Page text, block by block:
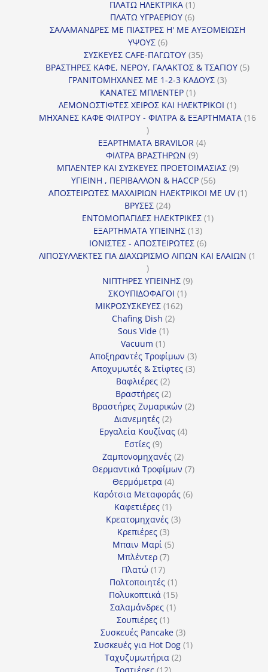
ΠΛΑΤΩ ΗΛΕΚΤΡΙΚΑ 11
προϊόν
ΠΛΑΤΩ ΥΓΡΑΕΡΙΟΥ 66
προϊόντα
ΣΑΛΑΜΑΝΔΡΕΣ ΜΕ ΠΙΑΣΤΡΕΣ Η' ΜΕ ΑΥΞΟΜΕΙΩΣΗ
ΥΨΟΥΣ 66
προϊόντα
ΣΥΣΚΕΥΕΣ CAFE-ΠΑΓΩΤΟΥ 3535
προϊόντα
ΒΡΑΣΤΗΡΕΣ ΚΑΦΕ, ΝΕΡΟΥ, ΓΑΛΑΚΤΟΣ & ΤΣΑΓΙΟΥ 55
ΓΡΑΝΙΤΟΜΗΧΑΝΕΣ ΜΕ 1-2-3 ΚΑΔΟΥΣ 33
ΚΑΝΑΤΕΣ ΜΠΛΕΝΤΕΡ 11
προϊόν
ΛΕΜΟΝΟΣΤΙΦΤΕΣ ΧΕΙΡΟΣ ΚΑΙ ΗΛΕΚΤΡΙΚΟΙ 11
προϊόν
ΜΗΧΑΝΕΣ ΚΑΦΕ ΦΙΛΤΡΟΥ - ΦΙΛΤΡΑ & ΕΞΑΡΤΗΜΑΤΑ 16
16
προϊόντα
ΕΞΑΡΤΗΜΑΤΑ BRAVILOR 44
ΦΙΛΤΡΑ ΒΡΑΣΤΗΡΩΝ 99
προϊόντα
ΜΠΛΕΝΤΕΡ ΚΑΙ ΣΥΣΚΕΥΕΣ ΠΡΟΕΤΟΙΜΑΣΙΑΣ 99
ΥΓΙΕΙΝΗ , ΠΕΡΙΒΑΛΛΟΝ & HACCP 5656
προϊόντα
ΑΠΟΣΤΕΙΡΩΤΕΣ ΜΑΧΑΙΡΙΩΝ ΗΛΕΚΤΡΙΚΟΙ ΜΕ UV 11
ΒΡΥΣΕΣ 2424
προϊόντα
ΕΝΤΟΜΟΠΑΓΙΔΕΣ ΗΛΕΚΤΡΙΚΕΣ 11
ΕΞΑΡΤΗΜΑΤΑ ΥΓΙΕΙΝΗΣ 1313
προϊόντα
ΙΟΝΙΣΤΕΣ - ΑΠΟΣΤΕΙΡΩΤΕΣ 66
προϊόντα
ΛΙΠΟΣΥΛΛΕΚΤΕΣ ΓΙΑ ΔΙΑΧΩΡΙΣΜΟ ΛΙΠΩΝ ΚΑΙ ΕΛΑΙΩΝ 1
1
προϊόν
ΝΙΠΤΗΡΕΣ ΥΓΙΕΙΝΗΣ 99
ΣΚΟΥΠΙΔΟΦΑΓΟΙ 11
ΜΙΚΡΟΣΥΣΚΕΥΕΣ 162162
Chafing Dish 22
Sous Vide 11
Vacuum 11
προϊόν
Αποξηραντές Τροφίμων 33
προϊόντα
Αποχυμωτές & Στίφτες 33
Βαφλιέρες 22
προϊόντα
Βραστήρες 22
προϊόντα
Βραστήρες Ζυμαρικών 22
Διανεμητές 22
προϊόντα
Εργαλεία Κουζίνας 44
Εστίες 99
προϊόντα
Ζαμπονομηχανές 22
προϊόντα
Θερμαντικά Τροφίμων 77
Θερμόμετρα 44
προϊόντα
Καρότσια Μεταφοράς 66
Καφετιέρες 11
προϊόν
Κρεατομηχανές 33
Κρεπιέρες 33
προϊόντα
Μπαιν Μαρί 55
Μπλέντερ 77
Πλατώ 1717
προϊόντα
Πολτοποιητές 11
προϊόν
Πολυκοπτικά 1515
προϊόντα
Σαλαμάνδρες 11
Σουπιέρες 11
προϊόν
Συσκευές Pancake 33
προϊόντα
Συσκευές για Hot Dog 11
Ταχυζυμωτήρια 22
Τοστιέρες 1212